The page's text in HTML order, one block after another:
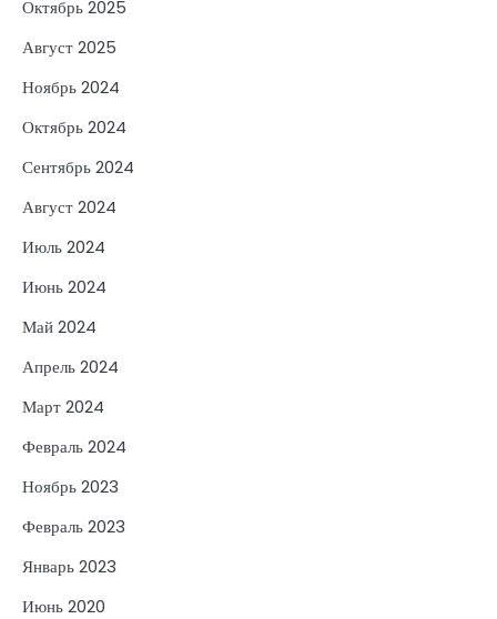
Октябрь 2025
Август 2025
Ноябрь 2024
Октябрь 2024
Сентябрь 2024
Август 2024
Июль 2024
Июнь 2024
Май 2024
Апрель 2024
Март 2024
Февраль 2024
Ноябрь 2023
Февраль 2023
Январь 2023
Июнь 2020